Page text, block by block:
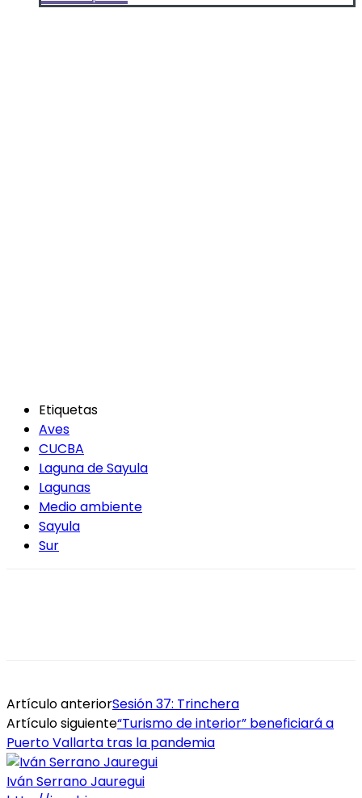
Etiquetas
Aves
CUCBA
Laguna de Sayula
Lagunas
Medio ambiente
Sayula
Sur
Artículo anteriorSesión 37: Trinchera
Artículo siguiente“Turismo de interior” beneficiará a
Puerto Vallarta tras la pandemia
Iván Serrano Jauregui